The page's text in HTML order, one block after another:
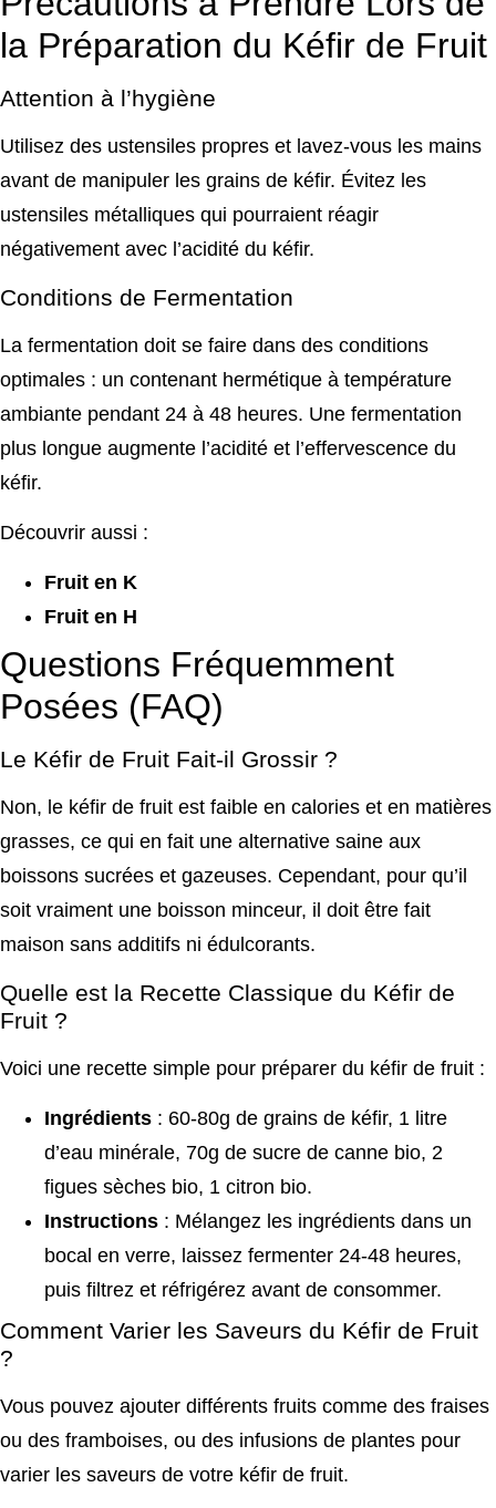
la Préparation du Kéfir de Fruit
Attention à l’hygiène
Utilisez des ustensiles propres et lavez-vous les mains
avant de manipuler les grains de kéfir. Évitez les
ustensiles métalliques qui pourraient réagir
négativement avec l’acidité du kéfir.
Conditions de Fermentation
La fermentation doit se faire dans des conditions
optimales : un contenant hermétique à température
ambiante pendant 24 à 48 heures. Une fermentation
plus longue augmente l’acidité et l’effervescence du
kéfir.
Découvrir aussi :
Fruit en K
Fruit en H
Questions Fréquemment
Posées (FAQ)
Le Kéfir de Fruit Fait-il Grossir ?
Non, le kéfir de fruit est faible en calories et en matières
grasses, ce qui en fait une alternative saine aux
boissons sucrées et gazeuses. Cependant, pour qu’il
soit vraiment une boisson minceur, il doit être fait
maison sans additifs ni édulcorants.
Quelle est la Recette Classique du Kéfir de
Fruit ?
Voici une recette simple pour préparer du kéfir de fruit :
Ingrédients : 60-80g de grains de kéfir, 1 litre
d’eau minérale, 70g de sucre de canne bio, 2
figues sèches bio, 1 citron bio.
Instructions : Mélangez les ingrédients dans un
bocal en verre, laissez fermenter 24-48 heures,
puis filtrez et réfrigérez avant de consommer.
Comment Varier les Saveurs du Kéfir de Fruit
?
Vous pouvez ajouter différents fruits comme des fraises
ou des framboises, ou des infusions de plantes pour
varier les saveurs de votre kéfir de fruit.